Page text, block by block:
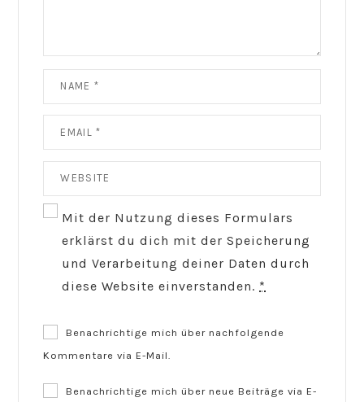
Mit der Nutzung dieses Formulars
erklärst du dich mit der Speicherung
und Verarbeitung deiner Daten durch
diese Website einverstanden. *
Benachrichtige mich über nachfolgende
Kommentare via E-Mail.
Benachrichtige mich über neue Beiträge via E-